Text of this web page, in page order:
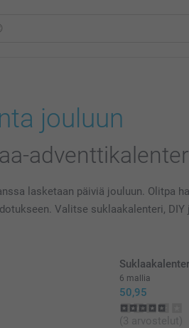
jouluun
lasketaan päiviä jouluun. Olitpa
Valitse suklaakalenteri,
6 mallia
50,95
(3 arvostelut)